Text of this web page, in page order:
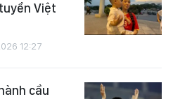
Việt
12:27
cầu